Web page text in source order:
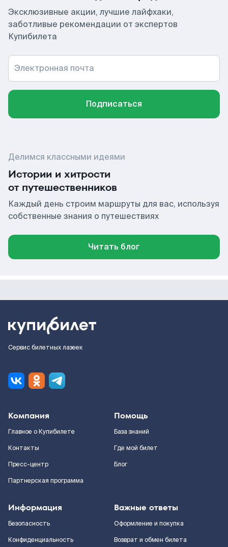
Эксклюзивные акции, лучшие лайфхаки,
заботливые рекомендации от экспертов
Купибилета
Электронная почта
Подписаться
Делимся классными идеями
Истории и хитрости
от путешественников
Каждый день строим маршруты для вас, используя
собственные знания о путешествиях
Читать блог
Сервис билетных лазеек
Компания
Главное о Купибилете
Контакты
Пресс-центр
Партнерская программа
Помощь
База знаний
Где мой билет
Блог
Информация
Безопасность
Конфиденциальность
Важные ответы
Оформление и покупка
Возврат и обмен билета